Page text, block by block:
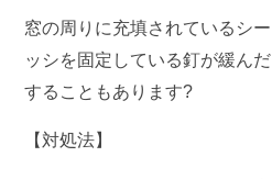
窓の周りに充填されているシ
ッシを固定している釘が緩ん
することもあります?
【対処法】